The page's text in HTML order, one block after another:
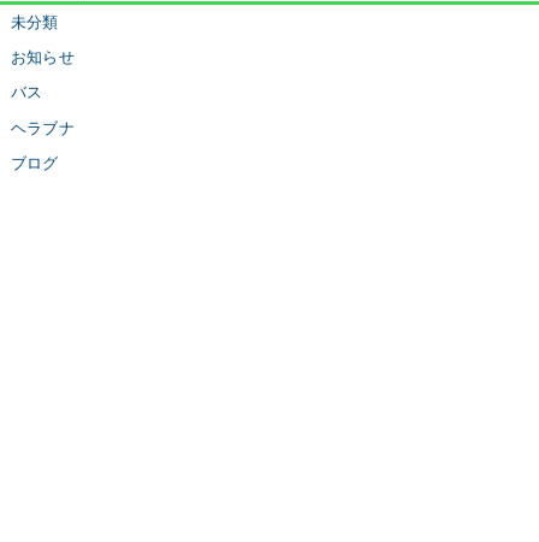
未分類
お知らせ
バス
ヘラブナ
ブログ